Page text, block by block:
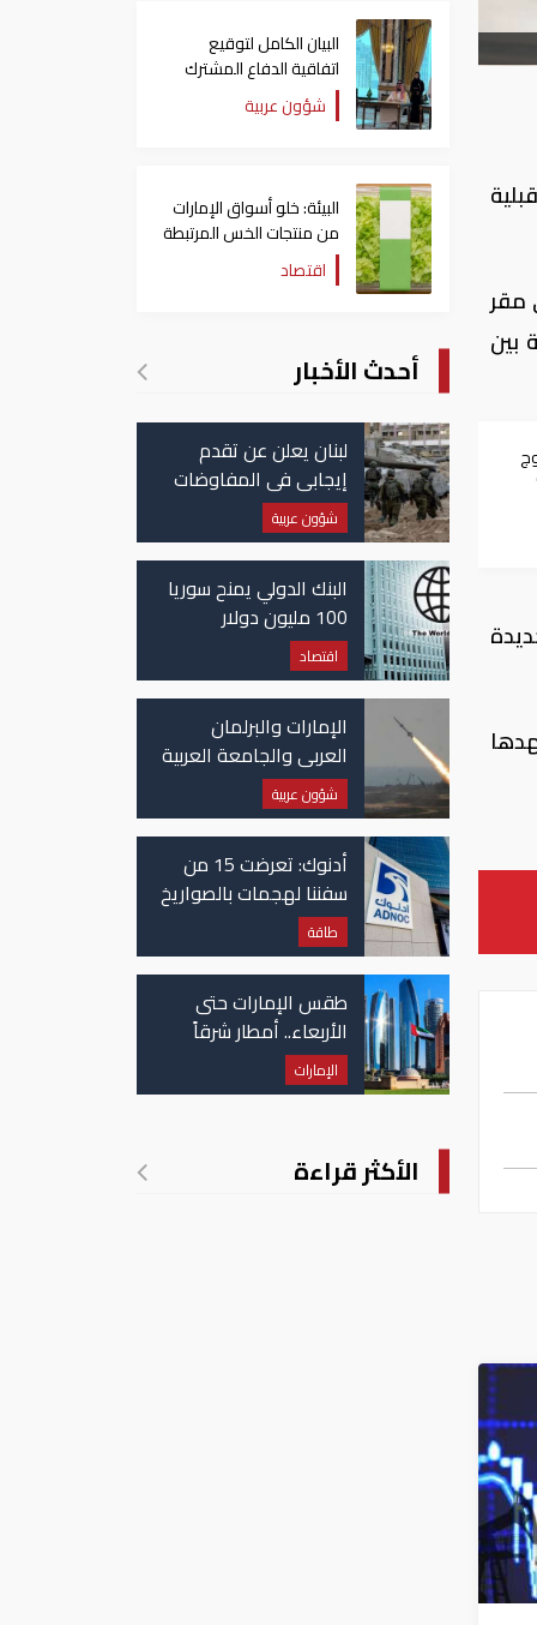
مقر
بين
البيان الكامل لتوقيع
اتفاقية الدفاع المشترك
بين السعودية وتركيا
وباكستان
شؤون عربية
البيئة: خلو أسواق الإمارات
من منتجات الخس المرتبطة
بتفشي داء السيكلوسبورا
اقتصاد
أحدث الأخبار
لبنان يعلن عن تقدم
إيجابي في المفاوضات
مع إسرائيل.. وأمريكا
تضغط لوقف النار في
غزة
شؤون عربية
البنك الدولي يمنح سوريا
100 مليون دولار
اقتصاد
الإمارات والبرلمان
العربي والجامعة العربية
يدينون الهجوم الحوثي
على نجران بالسعودية
شؤون عربية
أدنوك: تعرضت 15 من
سفننا لهجمات بالصواريخ
والطائرات المسيّرة منذ
بداية النزاع
طاقة
طقس الإمارات حتى
الأربعاء.. أمطار شرقاً
وجنوباً وانخفاض
تدريجي للحرارة
الإمارات
الأكثر قراءة